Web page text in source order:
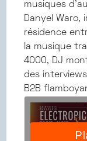
musiques
Danyel Waro,
résidence
la musique
4000, DJ
des
B2B